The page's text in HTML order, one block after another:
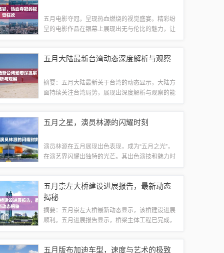
五月电影夺冠，呈现热血燃烧的视觉盛宴。精彩纷
呈的电影作品在银幕上展现出无与伦比的魅力，让
风景线。随着春夏之交的热烈氛围，五月成为...
五月大陆最新台湾动态深度解析与观察
摘要：五月大陆最新关于台湾的动态显示，大陆方
面持续关注台湾局势，展现出深度解析与观察的能
来，大陆与台湾的交流互动再次成为公众关注...
五月之星，演员林源的闪耀时刻
演员林源在五月展现出色表现，成为“五月之光”，
在演艺界闪耀出独特的光芒。其出色演技和魅力时
季节，我们聚焦于一位备受瞩目的演员——...
五月崇左大桥建设进展报告，最新动态
揭秘
摘要：五月崇左大桥最新动态显示，该桥建设进展
顺利。五月进展报告显示，桥梁主体工程已完成，
按时完工，为当地交通带来便利。建设进展1...
五月版布加迪车型，速度与艺术的极致